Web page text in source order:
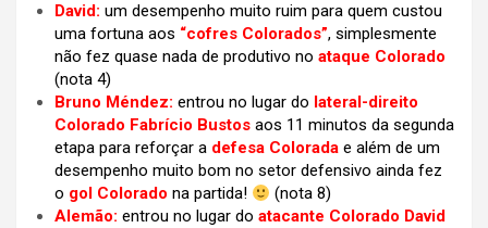
David: um desempenho muito ruim para quem custou
uma fortuna aos “cofres Colorados”, simplesmente
não fez quase nada de produtivo no ataque Colorado
(nota 4)
Bruno Méndez: entrou no lugar do lateral-direito
Colorado Fabrício Bustos aos 11 minutos da segunda
etapa para reforçar a defesa Colorada e além de um
desempenho muito bom no setor defensivo ainda fez
o gol Colorado na partida!
(nota 8)
Alemão: entrou no lugar do atacante Colorado David